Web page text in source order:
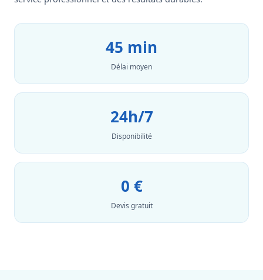
45 min
Délai moyen
24h/7
Disponibilité
0 €
Devis gratuit